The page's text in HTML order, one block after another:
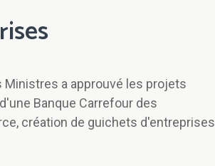
Ministres a approuvé les projets
Banque Carrefour des
création de guichets d'entreprises